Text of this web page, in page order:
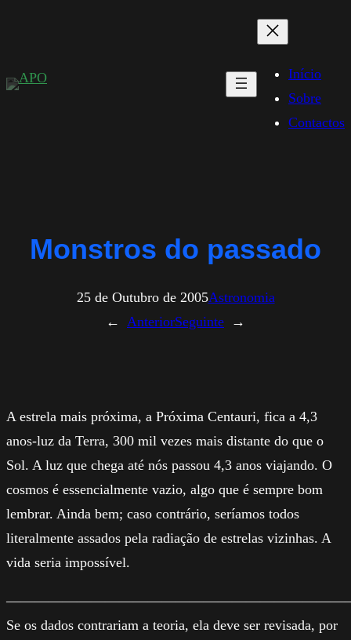
conteúdo
Início
Sobre
Contactos
Monstros do passado
25 de Outubro de 2005Astronomia
←
AnteriorSeguinte →
A estrela mais próxima, a Próxima Centauri, fica a 4,3
anos-luz da Terra, 300 mil vezes mais distante do que o
Sol. A luz que chega até nós passou 4,3 anos viajando. O
cosmos é essencialmente vazio, algo que é sempre bom
lembrar. Ainda bem; caso contrário, seríamos todos
literalmente assados pela radiação de estrelas vizinhas. A
vida seria impossível.
Se os dados contrariam a teoria, ela deve ser revisada, por